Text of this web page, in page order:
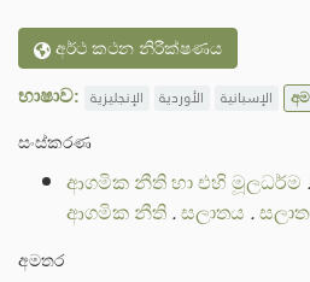
අර්ථ කථන නිරීක්ෂණය
භාෂාව: الإنجليزية الأوردية الإسبانية
සංස්කරණ
ආගමික නීති හා එහි මූලධර්ම .
ආගමික නීති.සලාතය .
අමතර